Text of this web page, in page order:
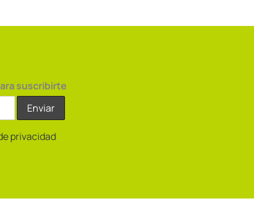
suscribirte
privacidad